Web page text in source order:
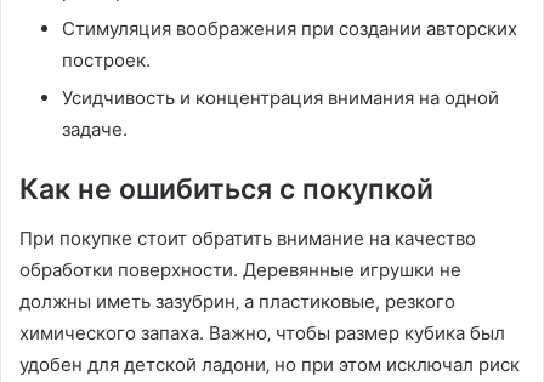
Стимуляция воображения при создании авторских
построек.
Усидчивость и концентрация внимания на одной
задаче.
Как не ошибиться с покупкой
При покупке стоит обратить внимание на качество
обработки поверхности. Деревянные игрушки не
должны иметь зазубрин‚ а пластиковые, резкого
химического запаха. Важно‚ чтобы размер кубика был
удобен для детской ладони‚ но при этом исключал риск